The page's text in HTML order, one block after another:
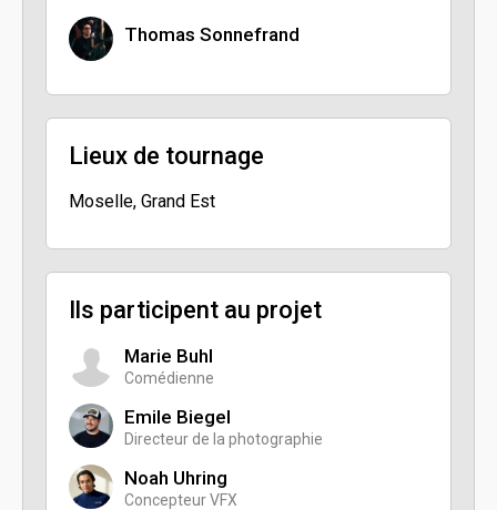
Thomas Sonnefrand
Lieux de tournage
Moselle, Grand Est
Ils participent au projet
Marie Buhl
Comédienne
Emile Biegel
Directeur de la photographie
Noah Uhring
Concepteur VFX